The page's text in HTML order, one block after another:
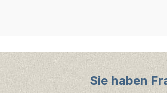
Sie haben